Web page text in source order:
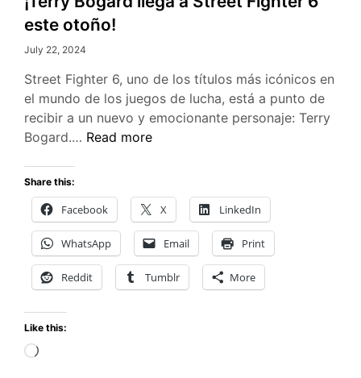
este otoño!
July 22, 2024
Street Fighter 6, uno de los títulos más icónicos en
el mundo de los juegos de lucha, está a punto de
recibir a un nuevo y emocionante personaje: Terry
Bogard.… ¡Terry
a
Street
Fighter
6
este
otoño!
Read more
Share this:
Facebook X LinkedIn
WhatsApp Email Print
Reddit Tumblr More
Like this:
Loading…